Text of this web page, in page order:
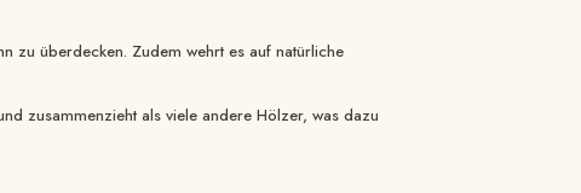
zu überdecken. Zudem wehrt es auf natürliche
zusammenzieht als viele andere Hölzer, was dazu